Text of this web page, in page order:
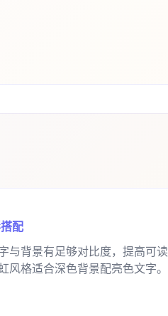
配
与背景有足够对比度，提高可读
风格适合深色背景配亮色文字。